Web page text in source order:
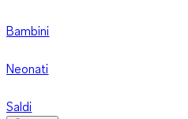
Bambini
Neonati
Saldi